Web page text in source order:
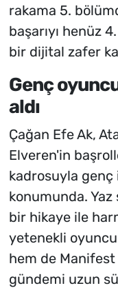
rakama 5.
başarıyı henüz
bir dijital zafer
Genç
aldı
Çağan Efe Ak,
Elveren'in
kadrosuyla
konumunda.
bir hikaye ile
yetenekli
hem de
gündemi uzun